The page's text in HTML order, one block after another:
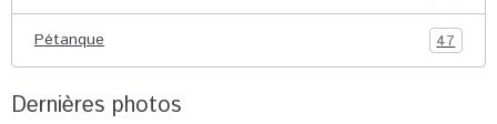
Pétanque 47
Dernières photos